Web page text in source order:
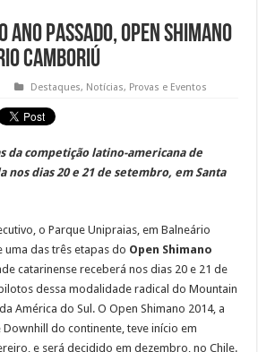
ano passado, Open Shimano
Camboriú
Destaques, Notícias, Provas e Eventos
da competição latino-americana de
nos dias 20 e 21 de setembro, em Santa
o Parque Unipraias, em Balneário
uma das três etapas do Open Shimano
catarinense receberá nos dias 20 e 21 de
dessa modalidade radical do Mountain
América do Sul. O Open Shimano 2014, a
do continente, teve início em
e será decidido em dezembro, no Chile.